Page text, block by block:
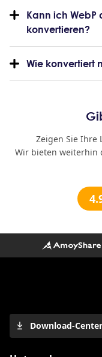
Kann ich WebP
konvertieren?
Wie konvertiert
Zeigen Sie Ihre
Wir bieten weiterhin
Download-Center